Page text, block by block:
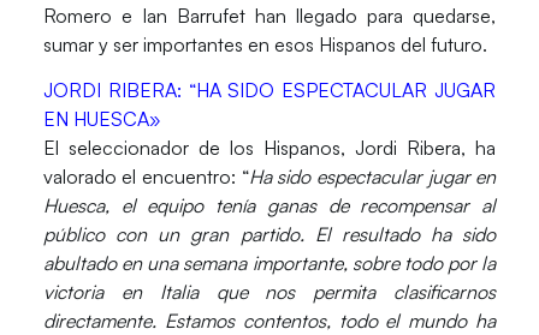
Romero e Ian Barrufet han llegado para quedarse,
sumar y ser importantes en esos Hispanos del futuro.
JORDI RIBERA: “HA SIDO ESPECTACULAR JUGAR
EN HUESCA»
El seleccionador de los Hispanos,Jordi Ribera, ha
valorado el encuentro: “Ha sido espectacular jugar en
Huesca, el equipo tenía ganas de recompensar al
público con un gran partido. El resultado ha sido
abultado en una semana importante, sobre todo por la
victoria en Italia que nos permita clasificarnos
directamente. Estamos contentos, todo el mundo ha